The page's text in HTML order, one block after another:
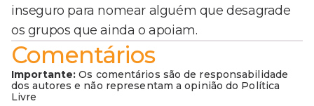
inseguro para nomear alguém que desagrade
os grupos que ainda o apoiam.
Comentários
Importante: Os comentários são de responsabilidade
dos autores e não representam a opinião do Política
Livre